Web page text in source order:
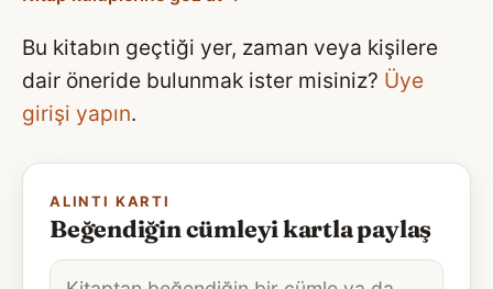
Bu kitabın geçtiği yer, zaman veya kişilere
dair öneride bulunmak ister misiniz? Üye
girişi yapın.
ALINTI KARTI
Beğendiğin cümleyi kartla paylaş
Alıntı